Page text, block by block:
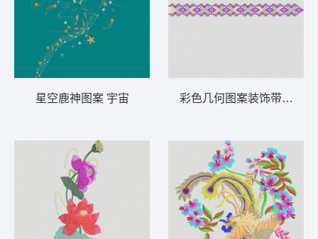
星空鹿神图案 宇宙 彩色几何图案装饰带 十字绣